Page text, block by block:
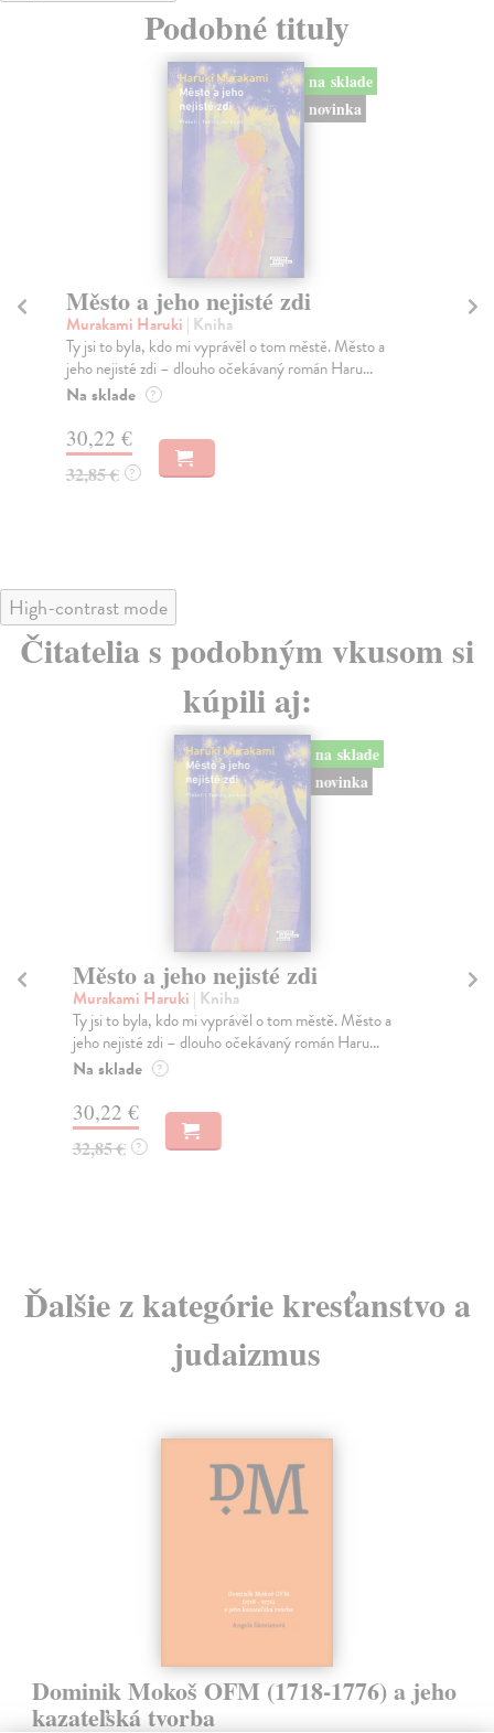
Podobné tituly
na sklade
novinka
Město a jeho nejisté zdi
Murakami Haruki | Kniha
Ty jsi to byla, kdo mi vyprávěl o tom městě. Město a
jeho nejisté zdi – dlouho očekávaný román Haru...
Na sklade ?
30,22 €
32,85 € ?
High-contrast mode
Čitatelia s podobným vkusom si
kúpili aj:
na sklade
novinka
Město a jeho nejisté zdi
Murakami Haruki| Kniha
Ty jsi to byla, kdo mi vyprávěl o tom městě. Město a
jeho nejisté zdi – dlouho očekávaný román Haru...
Na sklade ?
30,22 €
32,85 € ?
Ďalšie z kategórie kresťanstvo a
judaizmus
Dominik Mokoš OFM (1718-1776) a jeho
kazateľská tvorba